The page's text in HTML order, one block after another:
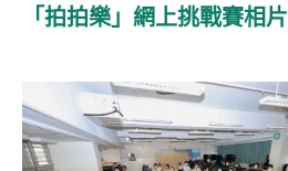
「拍拍樂」網上挑戰賽相片